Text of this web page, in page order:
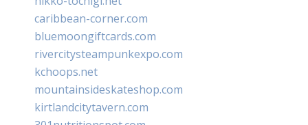
caribbean-corner.com
bluemoongiftcards.com
rivercitysteampunkexpo.com
kchoops.net
mountainsideskateshop.com
kirtlandcitytavern.com